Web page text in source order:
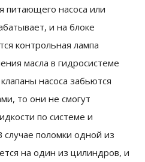
питающего насоса или
и на блоке
контрольная лампа
масла в гидросистеме
насоса забьются
то они не смогут
по системе и
случае поломки одной из
на один из цилиндров, и